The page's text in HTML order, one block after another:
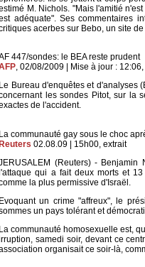
M. Nichols. "Mais l'amitié
adéquate". Ses commentaires
acerbes sur Bebo, un site
447/sondes: le BEA reste prudent
, 02/08/2009 | Mise à jour :
Le Bureau d'enquêtes et d'analyses
les sondes Pitot, sur la
de l'accident.
La communauté gay sous le choc
02.08.09 | 15h00, extrait
(Reuters) -
qui a fait deux morts et
la plus permissive d'Israël.
Evoquant un crime "affreux", le
un pays tolérant et
La communauté homosexuelle est,
samedi soir, devant ce
organisait ce soir-là,